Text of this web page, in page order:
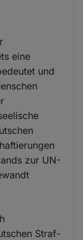
eine
und
zur UN-
Straf-